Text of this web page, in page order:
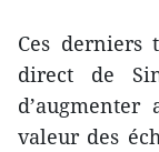
Ces derniers
direct de
valeur des